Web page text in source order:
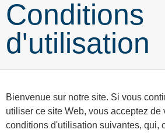
Conditions
d'utilisation
Bienvenue sur notre site. Si vous
utiliser ce site Web, vous acceptez de
conditions d'utilisation suivantes, qui,